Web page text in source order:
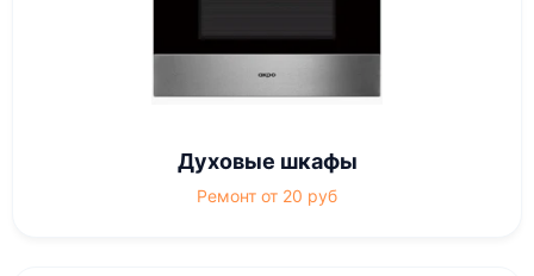
Духовые шкафы
Ремонт от 20 руб